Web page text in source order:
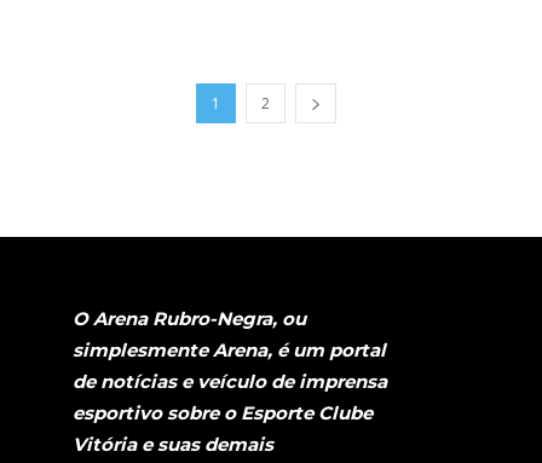
1 2
O Arena Rubro-Negra, ou
simplesmente Arena, é um portal
de notícias e veículo de imprensa
esportivo sobre o Esporte Clube
Vitória e suas demais